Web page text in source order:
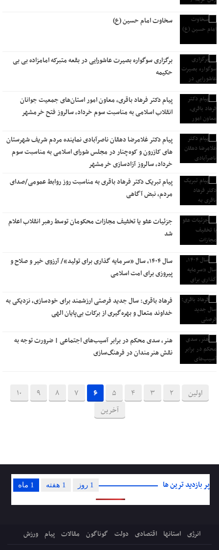
سخاوت امام حسین (ع)
برگزاری سوگواره بصیرت عاشورایی در بقعه متبرکه امامزاده بی بی
حکیمه
پیام دکتر فرهاد باقری، معاون امور استان‌های جمعیت جوانان
انقلاب اسلامی به مناسبت سوم خرداد، سالروز فتح خرمشهر
پیام دکتر غلامرضا دهقان ناصرآبادی نماینده مردم شریف شهرستان
های کازرون و کوه‌چنار در مجلس شورای اسلامی به مناسبت سوم
خرداد، سالروز آزادسازی خرمشهر
پیام تبریک دکتر فرهاد باقری به مناسبت روز روابط عمومی/صدای
مردم، نبض آگاهی
جزئیات عفو یا تخفیف مجازات محکومان توسط رهبر انقلاب اعلام
شد
سال ۱۴۰۴، سال «سرمایه گذاری برای تولید»/ آرزوی خیر و صلاح و
پیروزی برای امت اسلامی
فرهاد باقری: سال جدید فرصتی ارزشمند برای خودسازی، نزدیکی به
خداوند متعال و بهره‌گیری از برکات بی‌پایان الهی
هنر، سدی محکم در برابر آسیب‌های اجتماعی | ضرورت توجه به
نقش هنرمندان در فرهنگ‌سازی
اولین 2
3
4
5
6
7
8
9
10
آخرین
پر بازدید ترین ها 1 ماه 1 هفته 1 روز
انرژی استانها اقتصادی دولت گوناگون مقالات پیام ورزش